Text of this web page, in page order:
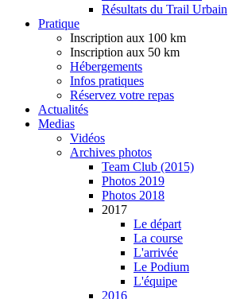
Résultats du Trail Urbain
Pratique
Inscription aux 100 km
Inscription aux 50 km
Hébergements
Infos pratiques
Réservez votre repas
Actualités
Medias
Vidéos
Archives photos
Team Club (2015)
Photos 2019
Photos 2018
2017
Le départ
La course
L'arrivée
Le Podium
L'équipe
2016